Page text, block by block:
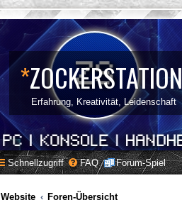
*ZOCKERSTATION
Erfahrung, Kreativität, Leidenschaft
Schnellzugriff FAQ Forum-Spiel
Website Foren-Übersicht